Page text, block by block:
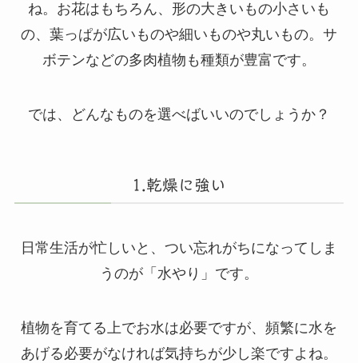
ね。お花はもちろん、形の大きいもの小さいも
の、葉っぱが広いものや細いものや丸いもの。サ
ボテンなどの多肉植物も種類が豊富です。
では、どんなものを選べばいいのでしょうか？
1.乾燥に強い
日常生活が忙しいと、つい忘れがちになってしま
うのが「水やり」です。
植物を育てる上でお水は必要ですが、頻繁に水を
あげる必要がなければ気持ちが少し楽ですよね。